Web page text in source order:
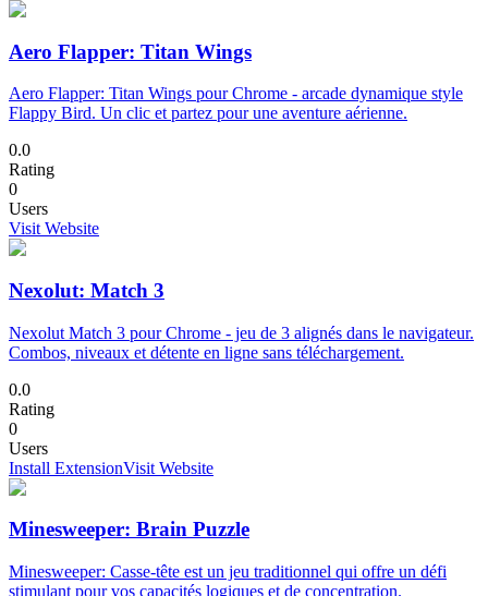
Aero Flapper: Titan Wings
Aero Flapper: Titan Wings pour Chrome - arcade dynamique style
Flappy Bird. Un clic et partez pour une aventure aérienne.
0.0
Rating
0
Users
Visit Website
Nexolut: Match 3
Nexolut Match 3 pour Chrome - jeu de 3 alignés dans le navigateur.
Combos, niveaux et détente en ligne sans téléchargement.
0.0
Rating
0
Users
Install ExtensionVisit Website
Minesweeper: Brain Puzzle
Minesweeper: Casse-tête est un jeu traditionnel qui offre un défi
stimulant pour vos capacités logiques et de concentration.